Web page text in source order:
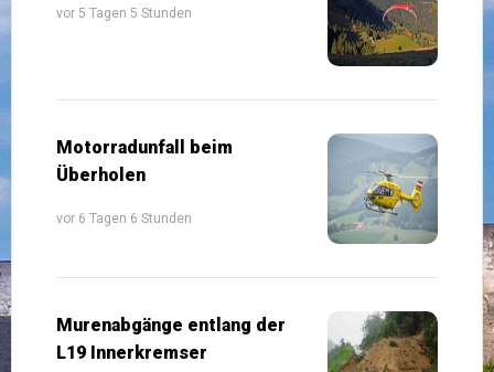
vor 5 Tagen 5 Stunden
Motorradunfall beim
Überholen
vor 6 Tagen 6 Stunden
Murenabgänge entlang der
L19 Innerkremser